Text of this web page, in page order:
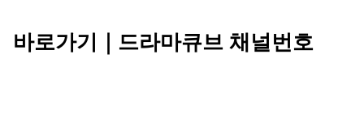
바로가기｜드라마큐브 채널번호